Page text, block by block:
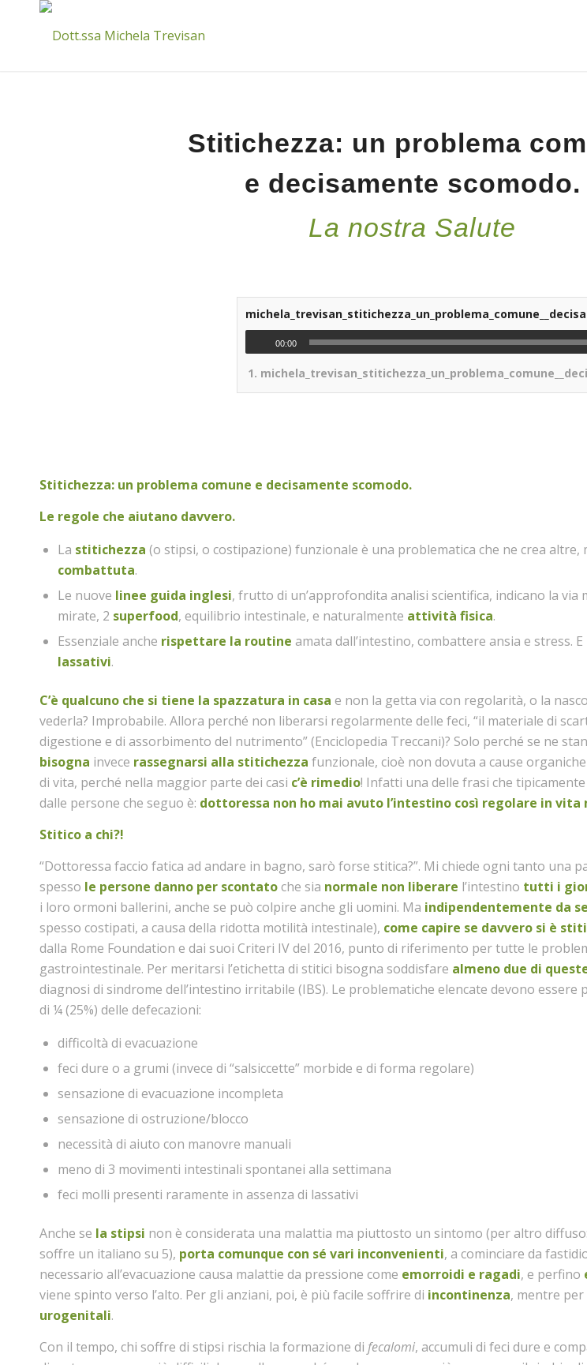
Stitichezza: un problema
e decisamente scomodo.
La nostra Salute
00:00
1.
Stitichezza: un problema comune e decisamente scomodo.
Le regole che aiutano davvero.
La stitichezza (o stipsi, o costipazione) funzionale è una problematica che ne crea altre,
combattuta.
Le nuove linee guida inglesi, frutto di un’approfondita analisi scientifica, indicano la via
mirate, 2 superfood, equilibrio intestinale, e naturalmente attività fisica.
Essenziale anche rispettare la routine amata dall’intestino, combattere ansia e stress. E
lassativi.
C’è qualcuno che si tiene la spazzatura in casa e non la getta via con regolarità, o la
vederla? Improbabile. Allora perché non liberarsi regolarmente delle feci, “il materiale di
digestione e di assorbimento del nutrimento” (Enciclopedia Treccani)? Solo perché se ne
bisogna invece rassegnarsi alla stitichezza funzionale, cioè non dovuta a cause
di vita, perché nella maggior parte dei casi c’è rimedio! Infatti una delle frasi che
dalle persone che seguo è: dottoressa non ho mai avuto l’intestino così regolare in vita
Stitico a chi?!
“Dottoressa faccio fatica ad andare in bagno, sarò forse stitica?”. Mi chiede ogni tanto una
spesso le persone danno per scontatoche sia normale non liberare l’intestino tutti i
i loro ormoni ballerini, anche se può colpire anche gli uomini. Ma indipendentemente da
spesso costipati, a causa della ridotta motilità intestinale), come capire se davvero si è
dalla Rome Foundation e dai suoi Criteri IV del 2016, punto di riferimento per tutte le
gastrointestinale. Per meritarsi l’etichetta di stitici bisogna soddisfare almeno due di
diagnosi di sindrome dell’intestino irritabile (IBS). Le problematiche elencate devono essere
di ¼ (25%) delle defecazioni:
difficoltà di evacuazione
feci dure o a grumi (invece di “salsiccette” morbide e di forma regolare)
sensazione di evacuazione incompleta
sensazione di ostruzione/blocco
necessità di aiuto con manovre manuali
meno di 3 movimenti intestinali spontanei alla settimana
feci molli presenti raramente in assenza di lassativi
Anche se la stipsi non è considerata una malattia ma piuttosto un sintomo (per altro
soffre un italiano su 5), porta comunque con sé vari inconvenienti, a cominciare da
necessario all’evacuazione causa malattie da pressione come emorroidi e ragadi, e perfino
viene spinto verso l’alto. Per gli anziani, poi, è più facile soffrire di incontinenza, mentre
urogenitali.
Con il tempo, chi soffre di stipsi rischia la formazione di fecalomi, accumuli di feci dure e